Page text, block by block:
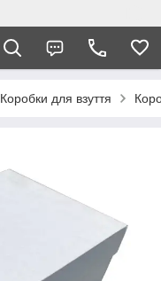
Коробки для взуття